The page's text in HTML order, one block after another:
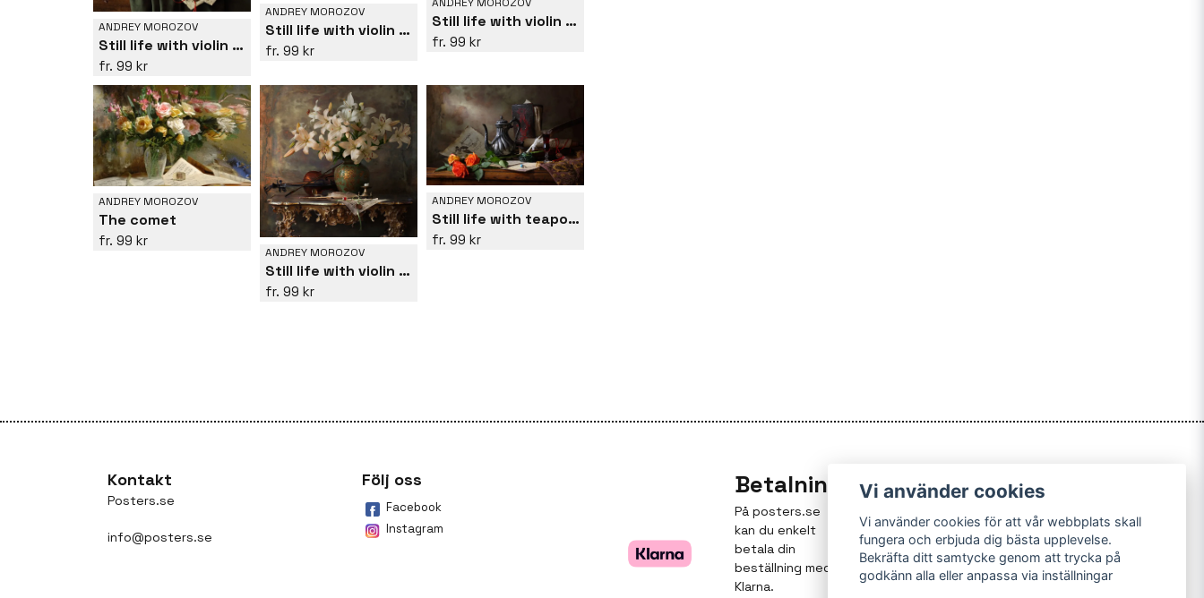
ANDREY MOROZOV
Still life with violin and flowers
99 kr
ANDREY MOROZOV
Still life with violin and flowers
99 kr
Still life with violin and flowers
99 kr
ANDREY MOROZOV
The comet
99 kr
ANDREY MOROZOV
Still life with violin and flowers
99 kr
ANDREY MOROZOV
Still life with teapot and roses
99 kr
Kontakt
Posters.se
info@posters.se
Följ oss
Facebook
Instagram
Betalning
På posters.se
kan du enkelt
betala din
beställning med
Klarna.
Vi använder cookies
Vi använder cookies för att vår webbplats skall
fungera och erbjuda dig bästa upplevelse.
Bekräfta ditt samtycke genom att trycka på
godkänn alla eller anpassa via inställningar